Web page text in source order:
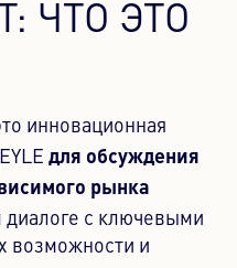
ЧТО ЭТО
инновационная
для обсуждения
рынка
диалоге с ключевыми
возможности и